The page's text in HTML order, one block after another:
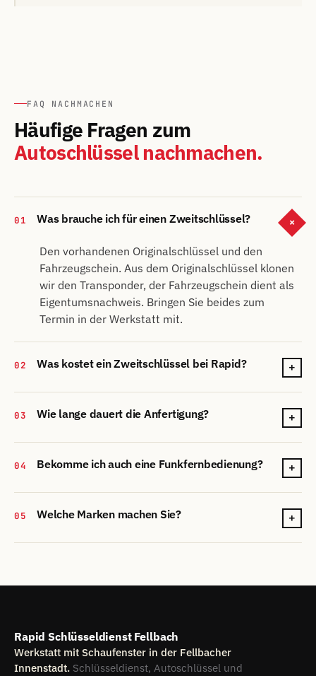
FAQ NACHMACHEN
Häufige Fragen zum
Autoschlüssel nachmachen.
01 Was brauche ich für einen Zweitschlüssel? +
Den vorhandenen Originalschlüssel und den
Fahrzeugschein. Aus dem Originalschlüssel klonen
wir den Transponder, der Fahrzeugschein dient als
Eigentumsnachweis. Bringen Sie beides zum
Termin in der Werkstatt mit.
02 Was kostet ein Zweitschlüssel bei Rapid? +
03 Wie lange dauert die Anfertigung? +
04 Bekomme ich auch eine Funkfernbedienung? +
05 Welche Marken machen Sie? +
Rapid Schlüsseldienst Fellbach
Werkstatt mit Schaufenster in der Fellbacher
Innenstadt. Schlüsseldienst, Autoschlüssel und